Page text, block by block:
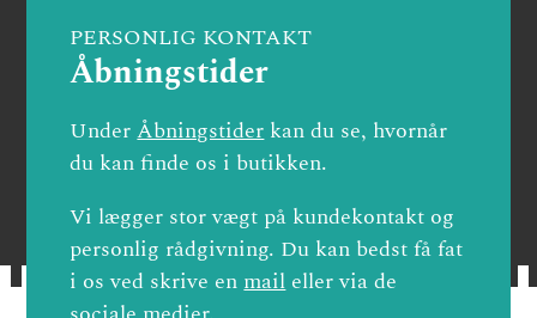
PERSONLIG KONTAKT
Åbningstider
UnderÅbningstiderkan du se, hvornår
du kan finde os i butikken.
Vi lægger stor vægt på kundekontakt og
personlig rådgivning. Du kan bedst få fat
i os ved skrive enmaileller via de